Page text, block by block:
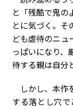
と「残酷で鬼の
とに気づく。そ
ども虐待のニュ
っぱいになり、
待する親は自分
しかし、本作
する落とし穴